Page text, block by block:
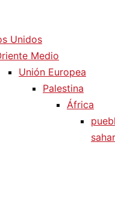
Unidos
Medio
Unión Europea
Palestina
África